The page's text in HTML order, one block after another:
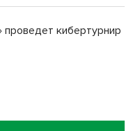
проведет кибертурнир